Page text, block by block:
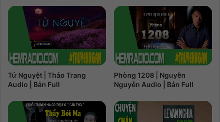
Tử Nguyệt | Thảo Trang
Audio | Bản Full
Phòng 1208 | Nguyễn
Nguyễn Audio | Bản Full